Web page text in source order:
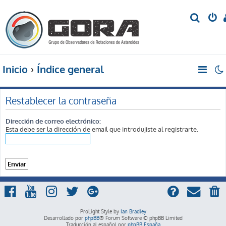
r
Inicio Índice general
Restablecer la contraseña
Dirección de correo electrónico:
Esta debe ser la dirección de email que introdujiste al registrarte.
ProLight Style by Ian Bradley
Desarrollado por phpBB® Forum Software © phpBB Limited
Traducción al español por phpBB España